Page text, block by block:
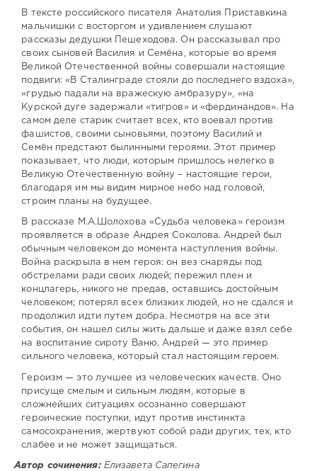
В тексте российского писателя Анатолия Приставкина
мальчишки с восторгом и удивлением слушают
рассказы дедушки Пешеходова. Он рассказывал про
своих сыновей Василия и Семёна, которые во время
Великой Отечественной войны совершали настоящие
подвиги: «В Сталинграде стояли до последнего вздоха»,
«грудью падали на вражескую амбразуру», «на
Курской дуге задержали «тигров» и «фердинандов». На
самом деле старик считает всех, кто воевал против
фашистов, своими сыновьями, поэтому Василий и
Семён предстают былинными героями. Этот пример
показывает, что люди, которым пришлось нелегко в
Великую Отечественную войну – настоящие герои,
благодаря им мы видим мирное небо над головой,
строим планы на будущее.
В рассказе М.А.Шолохова «Судьба человека» героизм
проявляется в образе Андрея Соколова. Андрей был
обычным человеком до момента наступления войны.
Война раскрыла в нем героя: он вез снаряды под
обстрелами ради своих людей; пережил плен и
концлагерь, никого не предав, оставшись достойным
человеком; потерял всех близких людей, но не сдался и
продолжил идти путем добра. Несмотря на все эти
события, он нашел силы жить дальше и даже взял себе
на воспитание сироту Ваню. Андрей — это пример
сильного человека, который стал настоящим героем.
Героизм — это лучшее из человеческих качеств. Оно
присуще смелым и сильным людям, которые в
сложнейших ситуациях осознанно совершают
героические поступки, идут против инстинкта
самосохранения, жертвуют собой ради других, тех, кто
слабее и не может защищаться.
Автор сочинения: Елизавета Сапегина